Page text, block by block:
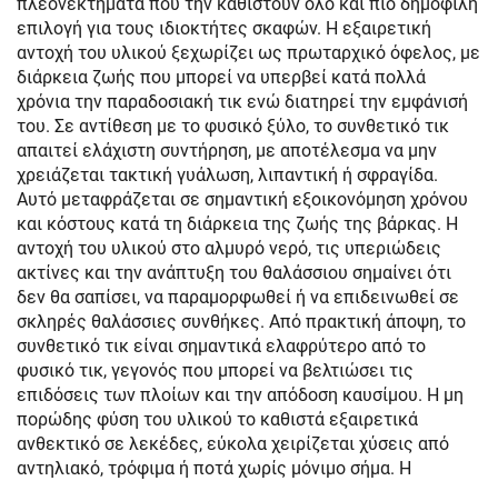
επιλογή για τους ιδιοκτήτες σκαφών. Η εξαιρετική
αντοχή του υλικού ξεχωρίζει ως πρωταρχικό όφελος, με
διάρκεια ζωής που μπορεί να υπερβεί κατά πολλά
χρόνια την παραδοσιακή τικ ενώ διατηρεί την εμφάνισή
του. Σε αντίθεση με το φυσικό ξύλο, το συνθετικό τικ
απαιτεί ελάχιστη συντήρηση, με αποτέλεσμα να μην
χρειάζεται τακτική γυάλωση, λιπαντική ή σφραγίδα.
Αυτό μεταφράζεται σε σημαντική εξοικονόμηση χρόνου
και κόστους κατά τη διάρκεια της ζωής της βάρκας. Η
αντοχή του υλικού στο αλμυρό νερό, τις υπεριώδεις
ακτίνες και την ανάπτυξη του θαλάσσιου σημαίνει ότι
δεν θα σαπίσει, να παραμορφωθεί ή να επιδεινωθεί σε
σκληρές θαλάσσιες συνθήκες. Από πρακτική άποψη, το
συνθετικό τικ είναι σημαντικά ελαφρύτερο από το
φυσικό τικ, γεγονός που μπορεί να βελτιώσει τις
επιδόσεις των πλοίων και την απόδοση καυσίμου. Η μη
πορώδης φύση του υλικού το καθιστά εξαιρετικά
ανθεκτικό σε λεκέδες, εύκολα χειρίζεται χύσεις από
αντηλιακό, τρόφιμα ή ποτά χωρίς μόνιμο σήμα. Η